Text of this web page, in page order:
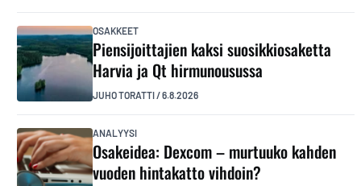
OSAKKEET
Piensijoittajien kaksi suosikkiosaketta
Harvia ja Qt hirmunousussa
JUHO TORATTI/6.8.2026
ANALYYSI
Osakeidea: Dexcom – murtuuko kahden
vuoden hintakatto vihdoin?